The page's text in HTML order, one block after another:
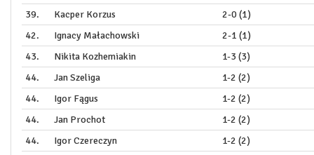
39.
Kacper Korzus
2-0 (1)
42.
Ignacy Małachowski
2-1 (1)
43.
Nikita Kozhemiakin
1-3 (3)
44.
Jan Szeliga
1-2 (2)
44.
Igor Fągus
1-2 (2)
44.
Jan Prochot
1-2 (2)
44.
Igor Czereczyn
1-2 (2)